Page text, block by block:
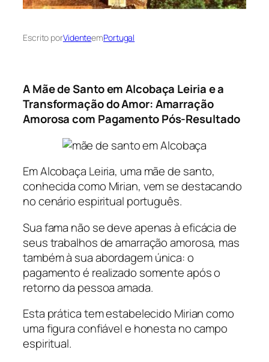
Escrito porVidenteemPortugal
A Mãe de Santo em Alcobaça Leiria e a
Transformação do Amor: Amarração
Amorosa com Pagamento Pós-Resultado
Em Alcobaça Leiria, uma mãe de santo,
conhecida como Mirian, vem se destacando
no cenário espiritual português.
Sua fama não se deve apenas à eficácia de
seus trabalhos de amarração amorosa, mas
também à sua abordagem única: o
pagamento é realizado somente após o
retorno da pessoa amada.
Esta prática tem estabelecido Mirian como
uma figura confiável e honesta no campo
espiritual.